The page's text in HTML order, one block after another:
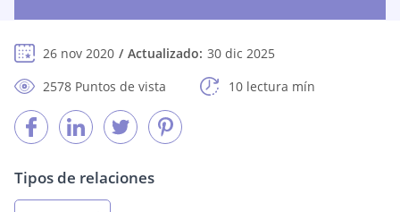
26 nov 2020 Actualizado: 30 dic 2025
2578 Puntos de vista
10 lectura mín
Tipos de relaciones